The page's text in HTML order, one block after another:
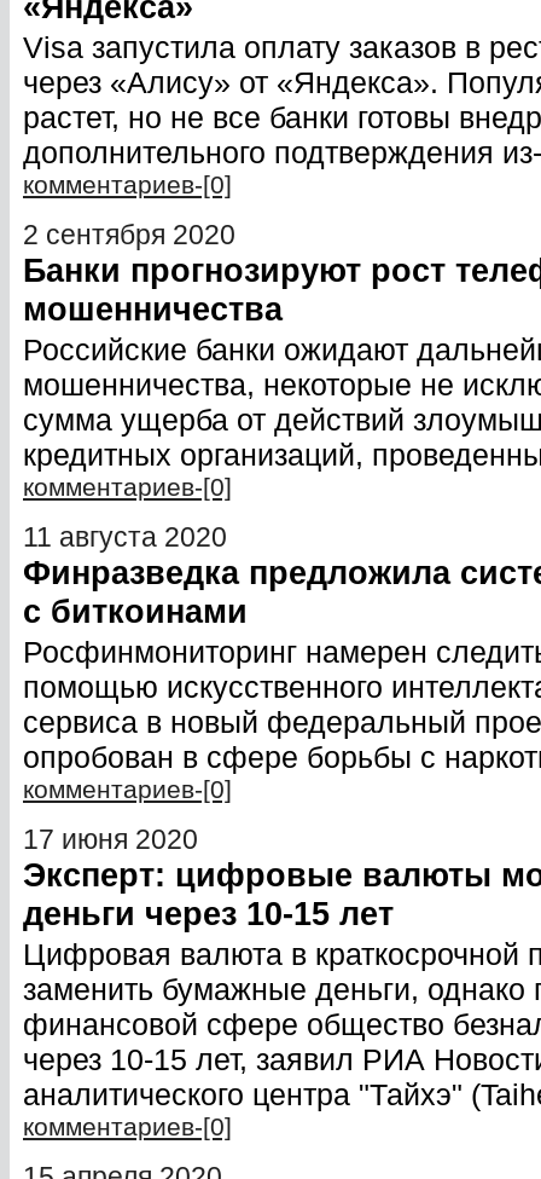
Visa запустила оплату заказов в
через «Алису» от «Яндекса».
растет, но не все банки готовы
дополнительного подтверждения
комментариев-[0]
2 сентября 2020
Банки прогнозируют рост
мошенничества
Российские банки ожидают
мошенничества, некоторые не
сумма ущерба от действий
кредитных организаций,
комментариев-[0]
11 августа 2020
Финразведка предложила
с биткоинами
Росфинмониторинг намерен
помощью искусственного
сервиса в новый федеральный
опробован в сфере борьбы с
комментариев-[0]
17 июня 2020
Эксперт: цифровые валюты
деньги через 10-15 лет
Цифровая валюта в краткосрочной
заменить бумажные деньги, однако
финансовой сфере общество
через 10-15 лет, заявил РИА
аналитического центра "Тайхэ"
комментариев-[0]